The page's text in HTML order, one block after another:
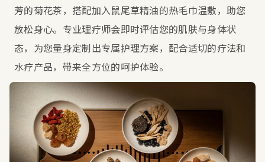
芳的菊花茶，搭配加入鼠尾草精油的热毛巾温敷，助您
放松身心。专业理疗师会即时评估您的肌肤与身体状
态，为您量身定制出专属护理方案，配合适切的疗法和
水疗产品，带来全方位的呵护体验。